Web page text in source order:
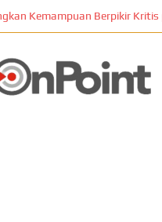
Kemampuan Berpikir Kritis